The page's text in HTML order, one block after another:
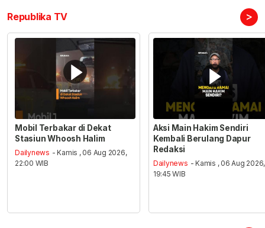
Republika TV >
Mobil Terbakar di Dekat
Stasiun Whoosh Halim
Dailynews - Kamis , 06 Aug 2026,
22:00 WIB
Aksi Main Hakim Sendiri
Kembali Berulang Dapur
Redaksi
Dailynews - Kamis , 06 Aug 2026,
19:45 WIB